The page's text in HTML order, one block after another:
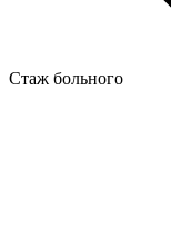
Стаж больного